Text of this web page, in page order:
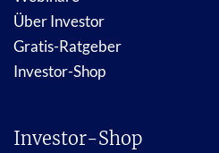
Über Investor
Gratis-Ratgeber
Investor-Shop
Investor-Shop